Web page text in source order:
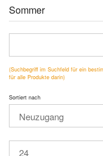
Sommer
(Suchbegriff im Suchfeld für ein
für alle Produkte darin)
Sortiert nach